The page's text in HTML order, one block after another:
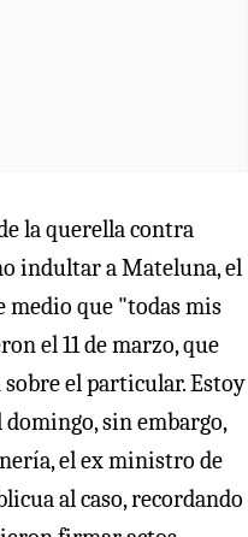
la querella contra
indultar a Mateluna, el
medio que "todas mis
el 11 de marzo, que
el particular. Estoy
sin embargo,
el ex ministro de
al caso, recordando